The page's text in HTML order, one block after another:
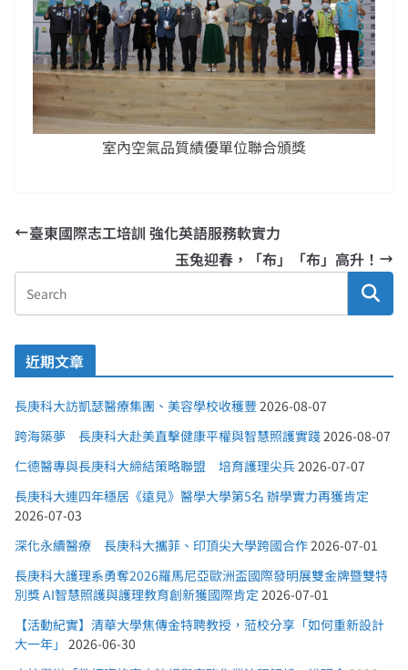
室內空氣品質績優單位聯合頒獎
臺東國際志工培訓 強化英語服務軟實力
玉兔迎春，「布」「布」高升！
近期文章
長庚科大訪凱瑟醫療集團、美容學校收穫豐 2026-08-07
跨海築夢 長庚科大赴美直擊健康平權與智慧照護實踐2026-08-07
仁德醫專與長庚科大締結策略聯盟 培育護理尖兵2026-07-07
長庚科大連四年穩居《遠見》醫學大學第5名 辦學實力再獲肯定
2026-07-03
深化永續醫療 長庚科大攜菲、印頂尖大學跨國合作2026-07-01
長庚科大護理系勇奪2026羅馬尼亞歐洲盃國際發明展雙金牌暨雙特
別獎 AI智慧照護與護理教育創新獲國際肯定 2026-07-01
【活動紀實】清華大學焦傳金特聘教授，蒞校分享「如何重新設計
大一年」 2026-06-30